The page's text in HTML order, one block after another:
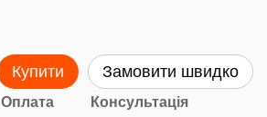
Купити Замовити швидко
Оплата Консультація